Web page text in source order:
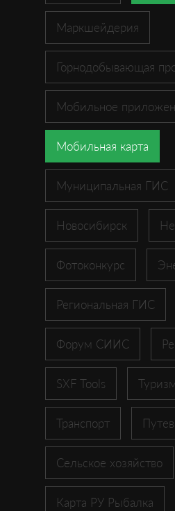
Маркшейдерия
Горнодобывающая
Мобильное
Мобильная карта
Муниципальная ГИС
Новосибирск
Фотоконкурс
Региональная ГИС
Форум СИИС
SXF Tools Туризм
Транспорт
Сельское хозяйство
Карта РУ Рыбалка